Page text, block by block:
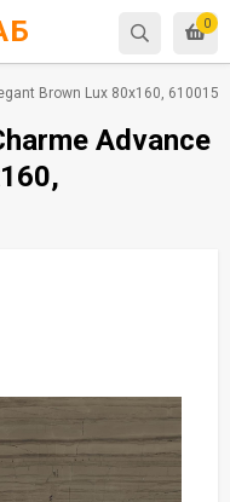
0
Brown Lux 80x160,
Advance